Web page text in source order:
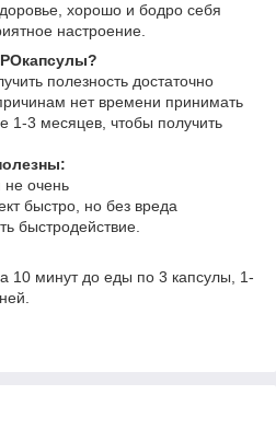
хорошо и бодро себя
настроение.
полезность достаточно
нет времени принимать
1-3 месяцев, чтобы получить
не очень
быстро, но без вреда
быстродействие.
10 минут до еды по 3 капсулы, 1-